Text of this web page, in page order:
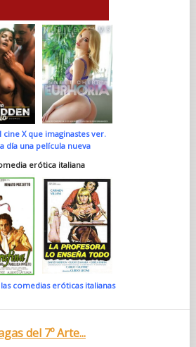
X que imaginastes ver.
día una película nueva
erótica italiana
comedias eróticas italianas
del 7º Arte...